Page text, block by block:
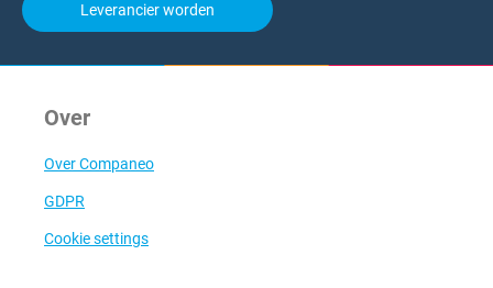
Leverancier worden
Over
Over Companeo
GDPR
Cookie settings